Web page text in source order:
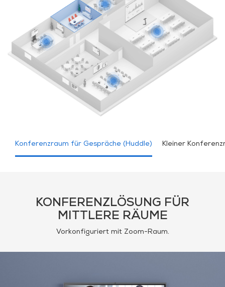
Konferenzraum für Gespräche (Huddle) Kleiner
KONFERENZLÖSUNG FÜR
MITTLERE RÄUME
Vorkonfiguriert mit Zoom-Raum.